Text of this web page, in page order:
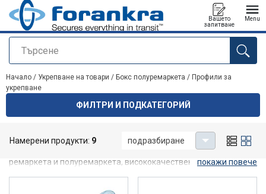
Търсене
Вашето
запитване
Menu
е добавен към вашето запитване
Начало / Укрепване на товари / Бокс полуремаркета / Профили за
укрепване
ФИЛТРИ И ПОДКАТЕГОРИЙ
Профили за укрепване и надстройки на превозни средства с
ремаркета и полуремаркета, висококачествени универсални и
покажи повече
Намерени продукти: 9 подразбиране